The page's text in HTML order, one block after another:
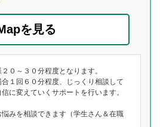
を見る
０～３０分程度となります。
１回６０分程度、じっくり相談して
に変えていくサポートを行います。
みを相談できます（学生さん＆在職